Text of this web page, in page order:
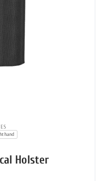
hand
Holster